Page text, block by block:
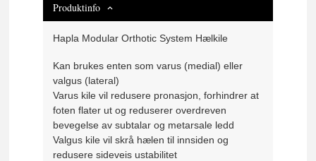
Produktinfo
Hapla Modular Orthotic System Hælkile
Kan brukes enten som varus (medial) eller
valgus (lateral)
Varus kile vil redusere pronasjon, forhindrer at
foten flater ut og reduserer overdreven
bevegelse av subtalar og metarsale ledd
Valgus kile vil skrå hælen til innsiden og
redusere sideveis ustabilitet